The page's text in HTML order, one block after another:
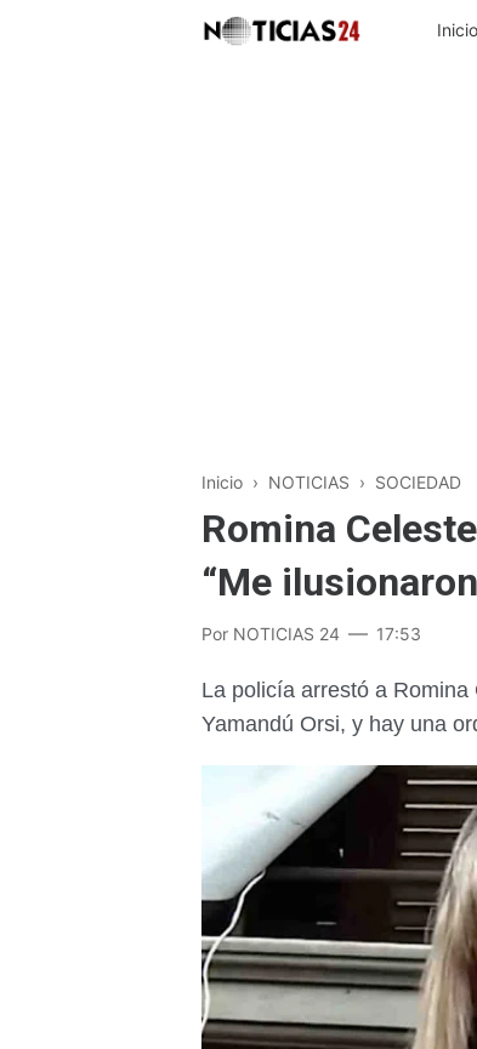
Inicio
Inicio › NOTICIAS › SOCIEDAD
Romina
“Me
Por NOTICIAS 24 17:53
La policía arrestó a
Yamandú Orsi, y hay una